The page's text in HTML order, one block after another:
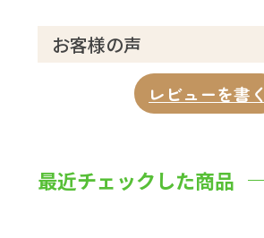
お客様の声
レビューを書く
最近チェックした商品